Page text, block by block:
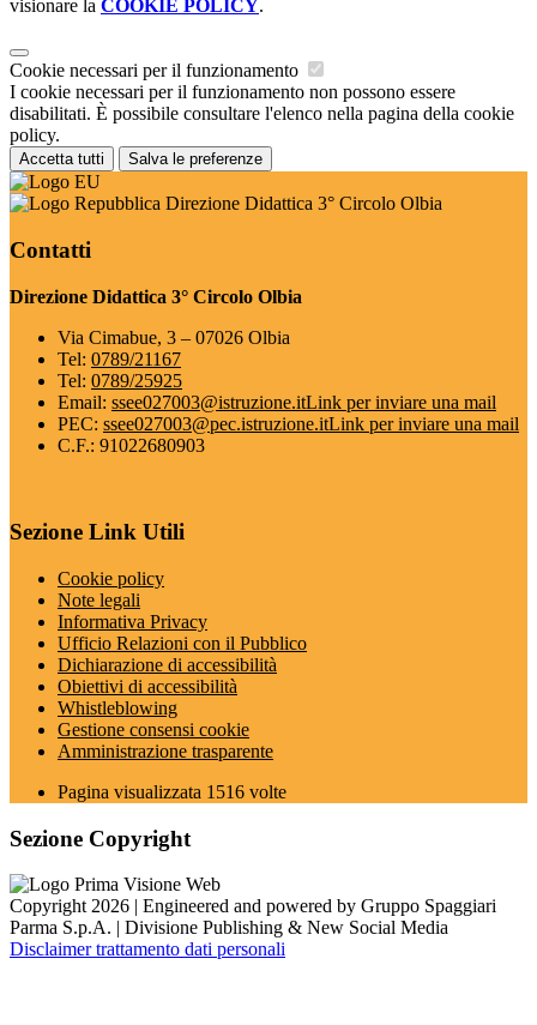
visionare la COOKIE POLICY.
Cookie necessari per il funzionamento
I cookie necessari per il funzionamento non possono essere
disabilitati. È possibile consultare l'elenco nella pagina della cookie
policy.
Accetta tutti Salva le preferenze
Direzione Didattica 3° Circolo Olbia
Contatti
Direzione Didattica 3° Circolo Olbia
Via Cimabue, 3 – 07026 Olbia
Tel: 0789/21167
Tel: 0789/25925
Email: ssee027003@istruzione.itLink per inviare una mail
PEC: ssee027003@pec.istruzione.itLink per inviare una mail
C.F.: 91022680903
Sezione Link Utili
Cookie policy
Note legali
Informativa Privacy
Ufficio Relazioni con il Pubblico
Dichiarazione di accessibilità
Obiettivi di accessibilità
Whistleblowing
Gestione consensi cookie
Amministrazione trasparente
Pagina visualizzata 1516 volte
Sezione Copyright
Copyright 2026 | Engineered and powered by Gruppo Spaggiari
Parma S.p.A. | Divisione Publishing & New Social Media
Disclaimer trattamento dati personali